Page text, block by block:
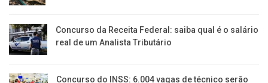
Concurso da Receita Federal: saiba qual é o salário
real de um Analista Tributário
Concurso do INSS: 6.004 vagas de técnico serão